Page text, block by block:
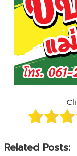
Related Posts: